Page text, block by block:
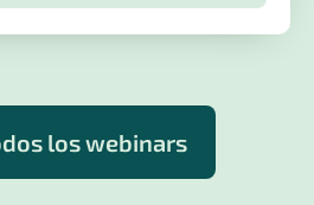
los webinars